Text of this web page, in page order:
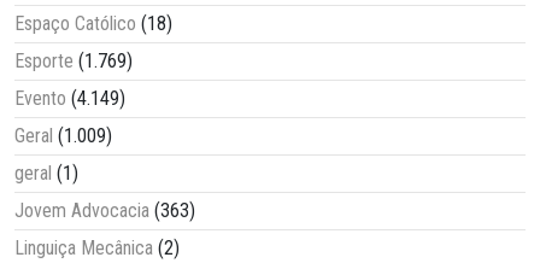
Espaço Católico (18)
Esporte (1.769)
Evento (4.149)
Geral (1.009)
geral (1)
Jovem Advocacia (363)
Linguiça Mecânica (2)